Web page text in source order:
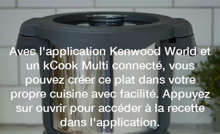
Avec l'application Kenwood World et
un kCook Multi connecté, vous
pouvez créer ce plat dans votre
propre cuisine avec facilité. Appuyez
sur ouvrir pour accéder à la recette
dans l'application.